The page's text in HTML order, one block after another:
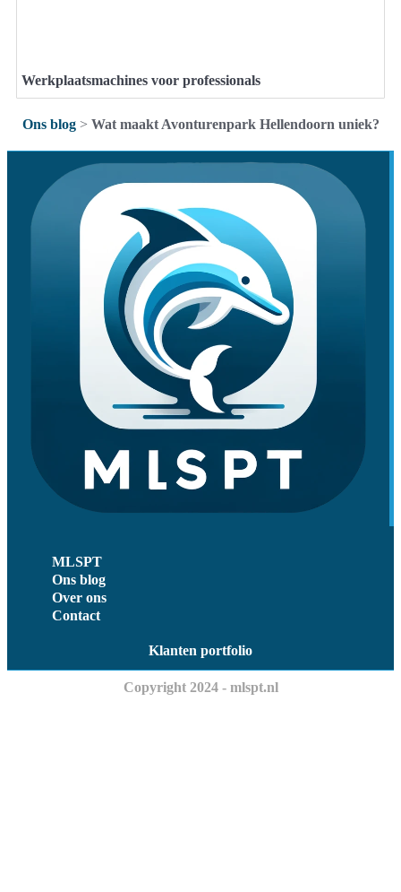
Werkplaatsmachines voor professionals
Ons blog> Wat maakt Avonturenpark Hellendoorn uniek?
MLSPT
Ons blog
Over ons
Contact
Klanten portfolio
Copyright 2024 - mlspt.nl